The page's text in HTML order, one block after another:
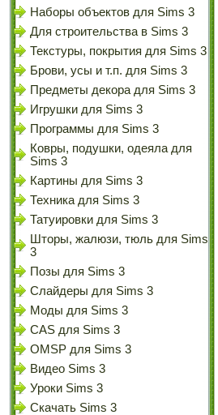
Наборы объектов для Sims 3
Для строительства в Sims 3
Текстуры, покрытия для Sims 3
Брови, усы и т.п. для Sims 3
Предметы декора для Sims 3
Игрушки для Sims 3
Программы для Sims 3
Ковры, подушки, одеяла для
Sims 3
Картины для Sims 3
Техника для Sims 3
Татуировки для Sims 3
Шторы, жалюзи, тюль для Sims
3
Позы для Sims 3
Слайдеры для Sims 3
Моды для Sims 3
CAS для Sims 3
OMSP для Sims 3
Видео Sims 3
Уроки Sims 3
Скачать Sims 3